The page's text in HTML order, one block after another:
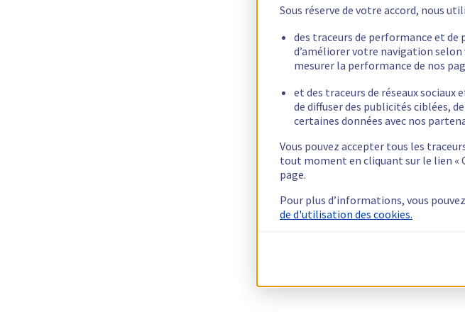
Sous réserve de votre accord, nous
des traceurs de performance et
d’améliorer votre navigation selon
mesurer la performance de nos
et des traceurs de réseaux
de diffuser des publicités ciblées,
certaines données avec nos
Vous pouvez accepter tous les
tout moment en cliquant sur le lien «
page.
Pour plus d’informations, vous
de d'utilisation des cookies.